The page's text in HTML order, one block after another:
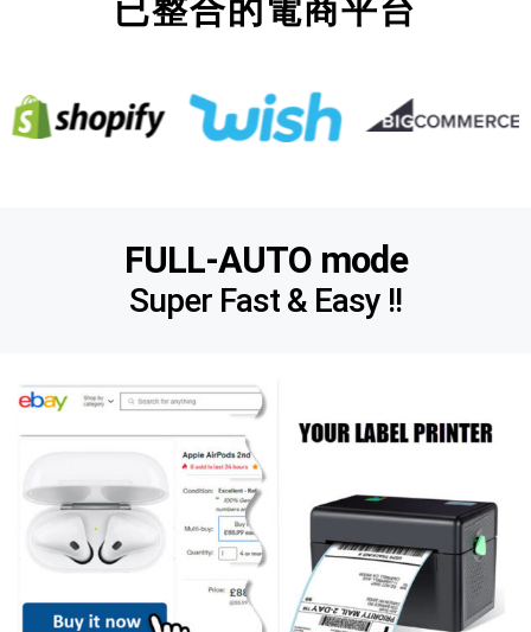
已整合的電商平台
FULL-AUTO mode
Super Fast & Easy !!